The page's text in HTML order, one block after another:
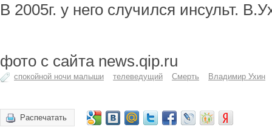
В 2005г. у него случился инсульт.
фото с сайта news.qip.ru
спокойной ночи малыши телеведущий Смерть Владимир Ухин
Распечатать